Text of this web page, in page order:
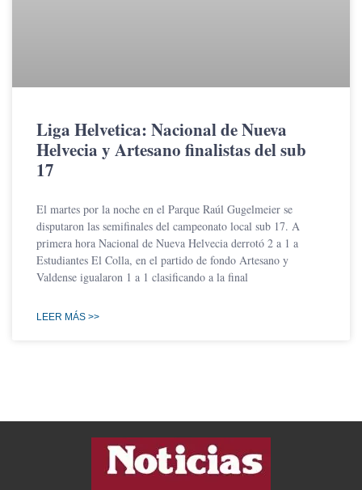
Liga Helvetica: Nacional de Nueva
Helvecia y Artesano finalistas del sub
17
El martes por la noche en el Parque Raúl Gugelmeier se
disputaron las semifinales del campeonato local sub 17. A
primera hora Nacional de Nueva Helvecia derrotó 2 a 1 a
Estudiantes El Colla, en el partido de fondo Artesano y
Valdense igualaron 1 a 1 clasificando a la final
LEER MÁS >>